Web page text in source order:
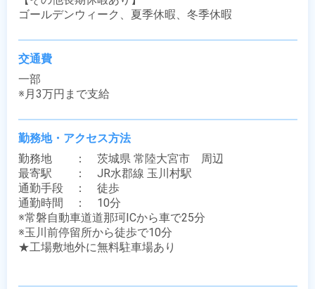
ゴールデンウィーク、夏季休暇、冬季休暇
交通費
一部
※月3万円まで支給
勤務地・アクセス方法
勤務地　　：　茨城県 常陸大宮市　周辺
最寄駅　　：　JR水郡線 玉川村駅
通勤手段　：　徒歩
通勤時間　：　10分
※常磐自動車道道那珂ICから車で25分
※玉川前停留所から徒歩で10分
★工場敷地外に無料駐車場あり